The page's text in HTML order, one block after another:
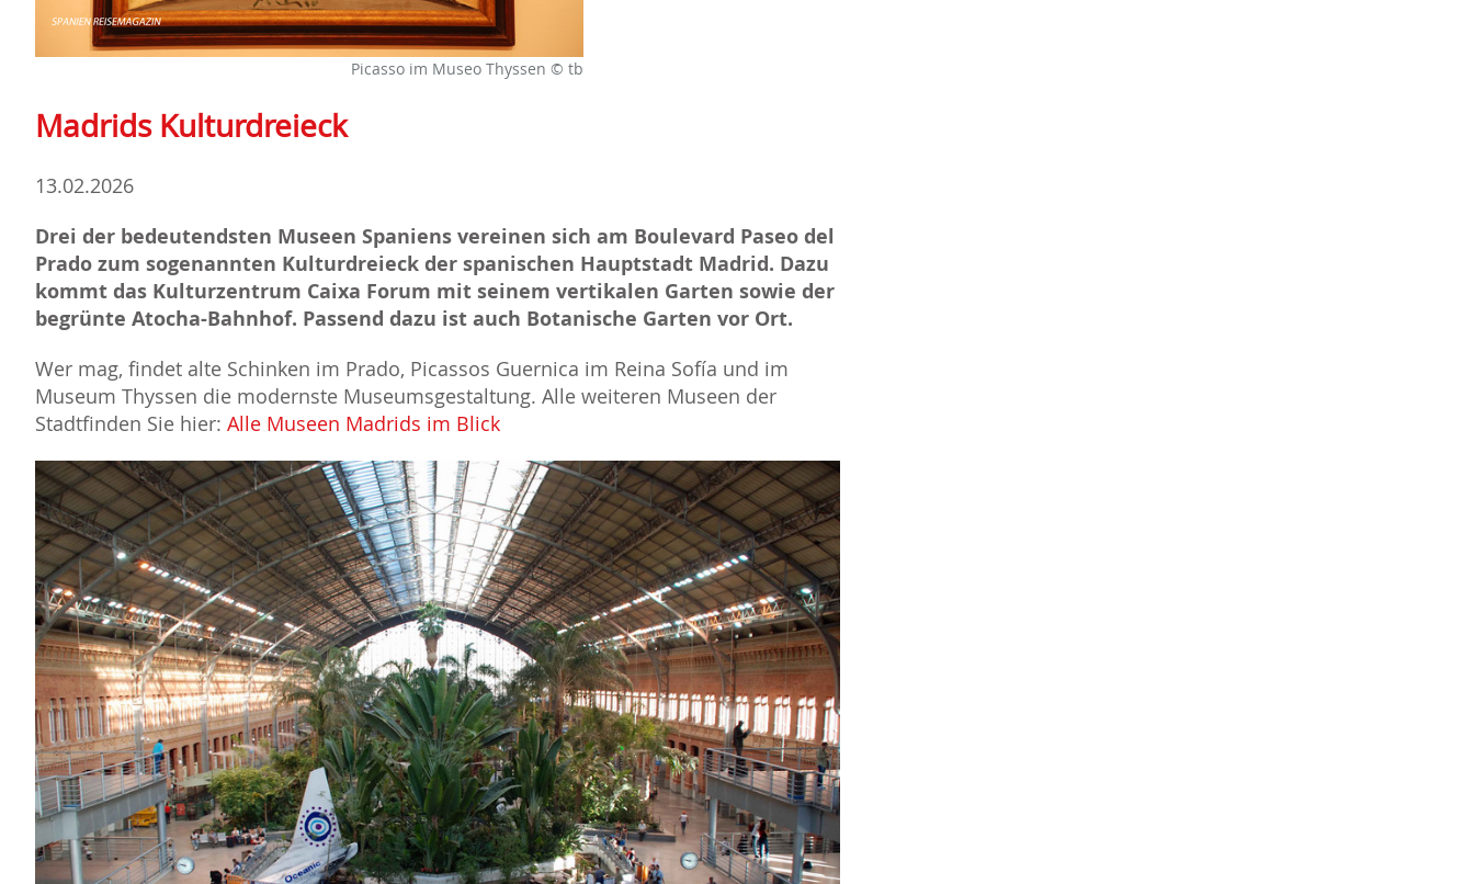
Picasso im Museo Thyssen © tb
Madrids Kulturdreieck
13.02.2026
Drei der bedeutendsten Museen Spaniens vereinen sich am Boulevard Paseo del
Prado zum sogenannten Kulturdreieck der spanischen Hauptstadt Madrid. Dazu
kommt das Kulturzentrum Caixa Forum mit seinem vertikalen Garten sowie der
begrünte Atocha-Bahnhof. Passend dazu ist auch Botanische Garten vor Ort.
Wer mag, findet alte Schinken im Prado, Picassos Guernica im Reina Sofía und im
Museum Thyssen die modernste Museumsgestaltung. Alle weiteren Museen der
Stadtfinden Sie hier: Alle Museen Madrids im Blick